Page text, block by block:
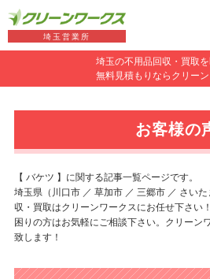
埼玉の不用品回収・買取を
無料見積もりならクリーン
埼玉営業所
お客様の
【 バケツ 】に関する記事一覧ページです。
埼玉県（川口市 ／ 草加市 ／ 三郷市 ／ さい
収・買取はクリーンワークスにお任せ下さい
困りの方はお気軽にご相談下さい。クリーン
致します！